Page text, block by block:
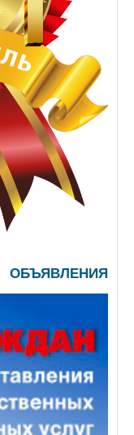
ОБЪЯВЛЕНИЯ